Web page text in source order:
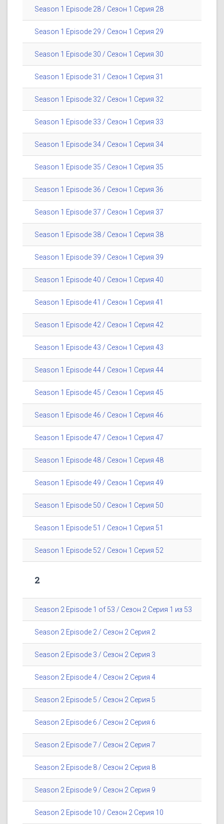
Season 1 Episode 28 / Сезон 1 Серия 28
Season 1 Episode 29 / Сезон 1 Серия 29
Season 1 Episode 30 / Сезон 1 Серия 30
Season 1 Episode 31 / Сезон 1 Серия 31
Season 1 Episode 32 / Сезон 1 Серия 32
Season 1 Episode 33 / Сезон 1 Серия 33
Season 1 Episode 34 / Сезон 1 Серия 34
Season 1 Episode 35 / Сезон 1 Серия 35
Season 1 Episode 36 / Сезон 1 Серия 36
Season 1 Episode 37 / Сезон 1 Серия 37
Season 1 Episode 38 / Сезон 1 Серия 38
Season 1 Episode 39 / Сезон 1 Серия 39
Season 1 Episode 40 / Сезон 1 Серия 40
Season 1 Episode 41 / Сезон 1 Серия 41
Season 1 Episode 42 / Сезон 1 Серия 42
Season 1 Episode 43 / Сезон 1 Серия 43
Season 1 Episode 44 / Сезон 1 Серия 44
Season 1 Episode 45 / Сезон 1 Серия 45
Season 1 Episode 46 / Сезон 1 Серия 46
Season 1 Episode 47 / Сезон 1 Серия 47
Season 1 Episode 48 / Сезон 1 Серия 48
Season 1 Episode 49 / Сезон 1 Серия 49
Season 1 Episode 50 / Сезон 1 Серия 50
Season 1 Episode 51 / Сезон 1 Серия 51
Season 1 Episode 52 / Сезон 1 Серия 52
2
Season 2 Episode 1 of 53 / Сезон 2 Серия 1 из 53
Season 2 Episode 2 / Сезон 2 Серия 2
Season 2 Episode 3 / Сезон 2 Серия 3
Season 2 Episode 4 / Сезон 2 Серия 4
Season 2 Episode 5 / Сезон 2 Серия 5
Season 2 Episode 6 / Сезон 2 Серия 6
Season 2 Episode 7 / Сезон 2 Серия 7
Season 2 Episode 8 / Сезон 2 Серия 8
Season 2 Episode 9 / Сезон 2 Серия 9
Season 2 Episode 10 / Сезон 2 Серия 10